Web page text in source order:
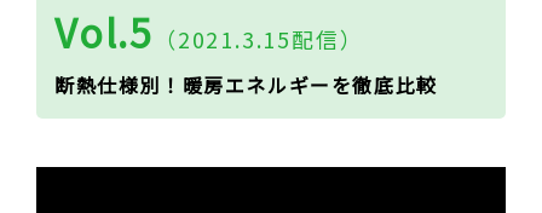
Vol.5 （2021.3.15配信）
断熱仕様別！暖房エネルギーを徹底比較